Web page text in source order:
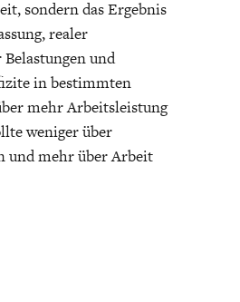
sondern das Ergebnis
realer
und
in bestimmten
mehr Arbeitsleistung
weniger über
und mehr über Arbeit